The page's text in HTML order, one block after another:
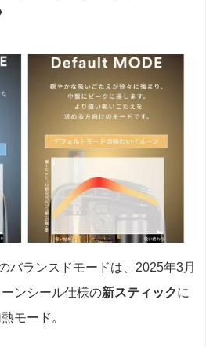
バランスドモードは、2025年3月
ンシール仕様の新スティックに
モード。